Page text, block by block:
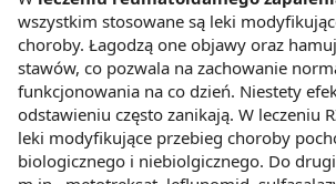
z brakiem dostępu do wszystkich
Strony.
wszystkim stosowane są leki
choroby. Łagodzą one objawy oraz
stawów, co pozwala na zachowanie
funkcjonowania na co dzień. Niestety
odstawieniu często zanikają. W leczeniu
leki modyfikujące przebieg choroby
biologicznego i niebiolgicznego. Do